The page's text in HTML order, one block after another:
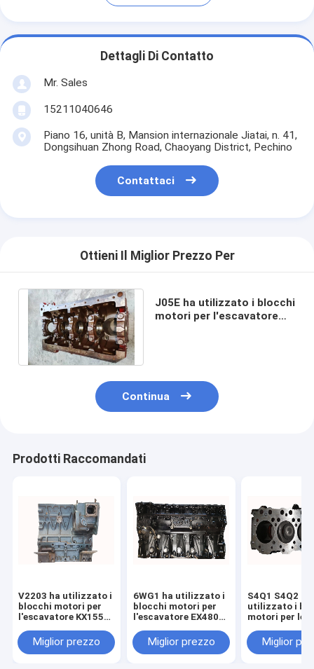
Dettagli Di Contatto
Mr. Sales
15211040646
Piano 16, unità B, Mansion internazionale Jiatai, n. 41,
Dongsihuan Zhong Road, Chaoyang District, Pechino
Contattaci
Ottieni Il Miglior Prezzo Per
J05E ha utilizzato i blocchi
motori per l'escavatore
Continua
Prodotti Raccomandati
V2203 ha utilizzato i
blocchi motori per
l'escavatore KX155
0101DMiglior prezzo
6WG1 ha utilizzato i
blocchi motori per
l'escavatore EX480
98180452-1 898180-
4521
Miglior prezzo
S4Q1 S4Q2 ha
utilizzato i
motori per le
motore diesel
Miglior